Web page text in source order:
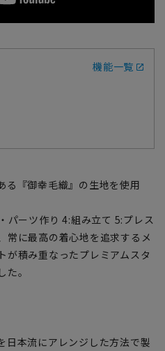
機能一覧
る『御幸毛織』の生地を使用
パーツ作り 4:組み立て 5:プレス
常に最高の着心地を追求するメ
が積み重なったプレミアムスタ
。
日本流にアレンジした方法で製